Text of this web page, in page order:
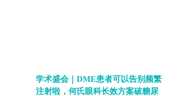
学术盛会｜DME患者可以告别频繁
注射啦，何氏眼科长效方案破糖尿